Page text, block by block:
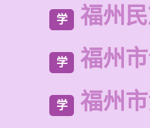
学 福州
学 福州
学 福州